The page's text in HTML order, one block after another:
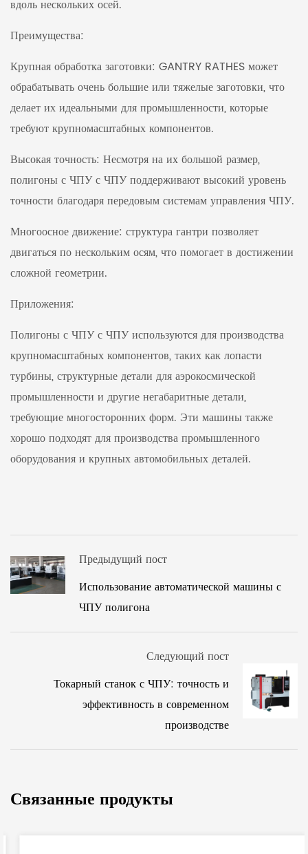
вдоль нескольких осей.
Преимущества:
Крупная обработка заготовки: GANTRY RATHES может
обрабатывать очень большие или тяжелые заготовки, что
делает их идеальными для промышленности, которые
требуют крупномасштабных компонентов.
Высокая точность: Несмотря на их большой размер,
полигоны с ЧПУ с ЧПУ поддерживают высокий уровень
точности благодаря передовым системам управления ЧПУ.
Многоосное движение: структура гантри позволяет
двигаться по нескольким осям, что помогает в достижении
сложной геометрии.
Приложения:
Полигоны с ЧПУ с ЧПУ используются для производства
крупномасштабных компонентов, таких как лопасти
турбины, структурные детали для аэрокосмической
промышленности и другие негабаритные детали,
требующие многосторонних форм. Эти машины также
хорошо подходят для производства промышленного
оборудования и крупных автомобильных деталей.
Предыдущий пост
Использование автоматической машины с
ЧПУ полигона
Следующий пост
Токарный станок с ЧПУ: точность и
эффективность в современном
производстве
Связанные продукты